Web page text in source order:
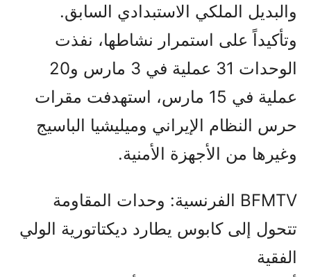
والبديل الملكي الاستبدادي السابق.
وتأكيداً على استمرار نشاطها، نفذت
الوحدات 31 عملية في 3 مارس و20
عملية في 15 مارس، استهدفت مقرات
حرس النظام الإيراني وميليشيا الباسيج
وغيرها من الأجهزة الأمنية.
BFMTV الفرنسية: وحدات المقاومة
تتحول إلى كابوس يطارد ديكتاتورية الولي
الفقیة